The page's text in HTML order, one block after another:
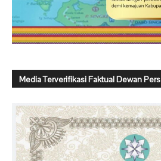
Media Terverifikasi Faktual Dewan Pers